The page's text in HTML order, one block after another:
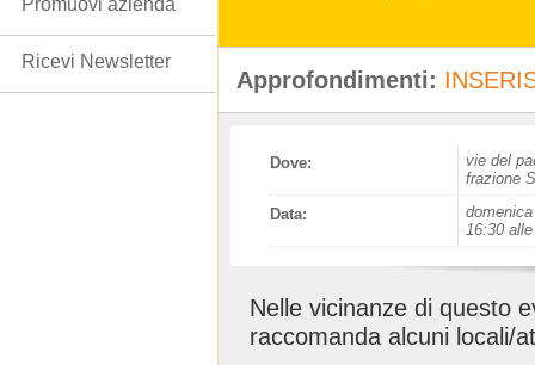
Approfondimenti:
Dove:
vie del
frazione
Data:
16:30
Nelle vicinanze di questo
raccomanda alcuni locali/
Promuovi azienda
Ricevi Newsletter